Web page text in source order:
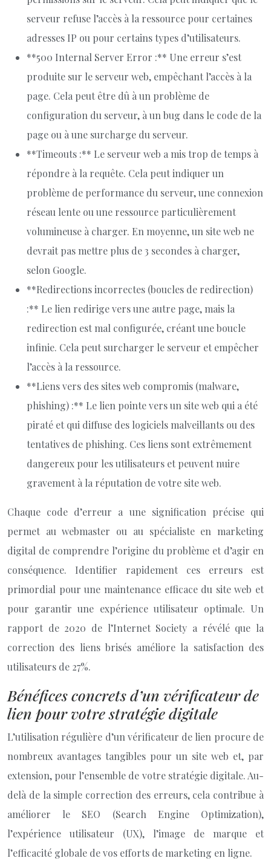
serveur refuse l’accès à la ressource pour certaines
adresses IP ou pour certains types d’utilisateurs.
**500 Internal Server Error :** Une erreur s’est
produite sur le serveur web, empêchant l’accès à la
page. Cela peut être dû à un problème de
configuration du serveur, à un bug dans le code de la
page ou à une surcharge du serveur.
**Timeouts :** Le serveur web a mis trop de temps à
répondre à la requête. Cela peut indiquer un
problème de performance du serveur, une connexion
réseau lente ou une ressource particulièrement
volumineuse à charger. En moyenne, un site web ne
devrait pas mettre plus de 3 secondes à charger,
selon Google.
**Redirections incorrectes (boucles de redirection)
:** Le lien redirige vers une autre page, mais la
redirection est mal configurée, créant une boucle
infinie. Cela peut surcharger le serveur et empêcher
l’accès à la ressource.
**Liens vers des sites web compromis (malware,
phishing) :** Le lien pointe vers un site web qui a été
piraté et qui diffuse des logiciels malveillants ou des
tentatives de phishing. Ces liens sont extrêmement
dangereux pour les utilisateurs et peuvent nuire
gravement à la réputation de votre site web.
Chaque code d’erreur a une signification précise qui
permet au webmaster ou au spécialiste en marketing
digital de comprendre l’origine du problème et d’agir en
conséquence. Identifier rapidement ces erreurs est
primordial pour une maintenance efficace du site web et
pour garantir une expérience utilisateur optimale. Un
rapport de 2020 de l’Internet Society a révélé que la
correction des liens brisés améliore la satisfaction des
utilisateurs de 27%.
Bénéfices concrets d’un vérificateur de
lien pour votre stratégie digitale
L’utilisation régulière d’un vérificateur de lien procure de
nombreux avantages tangibles pour un site web et, par
extension, pour l’ensemble de votre stratégie digitale. Au-
delà de la simple correction des erreurs, cela contribue à
améliorer le SEO (Search Engine Optimization),
l’expérience utilisateur (UX), l’image de marque et
l’efficacité globale de vos efforts de marketing en ligne.